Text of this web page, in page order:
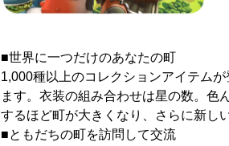
■世界に一つだけのあなたの町
1,000種以上のコレクションアイテム
ます。衣装の組み合わせは星の数。色
するほど町が大きくなり、さらに新し
■ともだちの町を訪問して交流